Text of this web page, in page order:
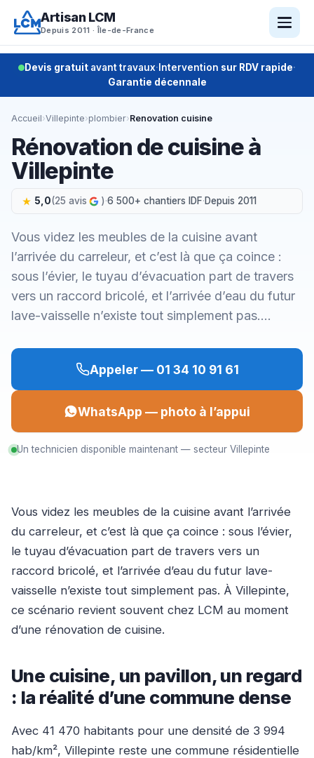
contenu
Artisan LCM
Depuis 2011 · Île-de-France
Devis gratuit avant travaux· Intervention sur RDV rapide·
Garantie décennale
Accueil›Villepinte›plombier›Renovation cuisine
Rénovation de cuisine à
Villepinte
5,0(25 avis )·6 500+ chantiers IDF·Depuis 2011
Vous videz les meubles de la cuisine avant
l’arrivée du carreleur, et c’est là que ça coince :
sous l’évier, le tuyau d’évacuation part de travers
vers un raccord bricolé, et l’arrivée d’eau du futur
lave-vaisselle n’existe tout simplement pas.…
Appeler — 01 34 10 91 61
WhatsApp — photo à l’appui
Un technicien disponible maintenant — secteur Villepinte
Vous videz les meubles de la cuisine avant l’arrivée
du carreleur, et c’est là que ça coince : sous l’évier,
le tuyau d’évacuation part de travers vers un
raccord bricolé, et l’arrivée d’eau du futur lave-
vaisselle n’existe tout simplement pas. À Villepinte,
ce scénario revient souvent chez LCM au moment
d’une rénovation de cuisine.
Une cuisine, un pavillon, un regard
: la réalité d’une commune dense
Avec 41 470 habitants pour une densité de 3 994
hab/km², Villepinte reste une commune résidentielle